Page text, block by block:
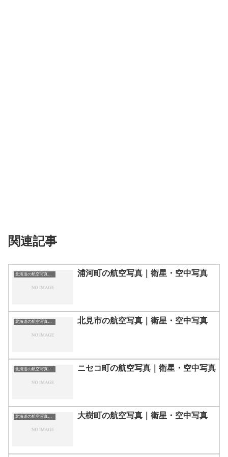
関連記事
北海道の航空写真・空中写真 浦河町の航空写真｜衛星・空中写真
北海道の航空写真・空中写真 北見市の航空写真｜衛星・空中写真
北海道の航空写真・空中写真 ニセコ町の航空写真｜衛星・空中写真
北海道の航空写真・空中写真 大樹町の航空写真｜衛星・空中写真